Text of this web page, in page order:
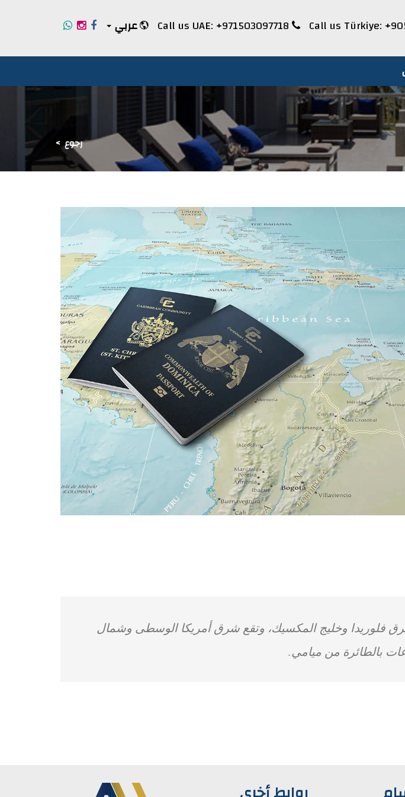
عربي +971503097718
رجوع
فلوريدا وخليج المكسيك، وتقع شرق أمريكا الوسطى وشمال